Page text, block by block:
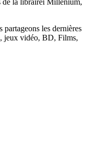
partageons les dernières
jeux vidéo, BD, Films,